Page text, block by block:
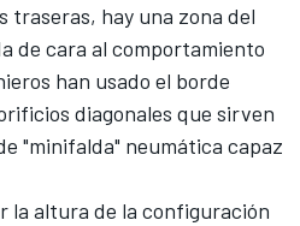
traseras, hay una zona del
de cara al comportamiento
han usado el borde
diagonales que sirven
"minifalda" neumática capaz
la altura de la configuración